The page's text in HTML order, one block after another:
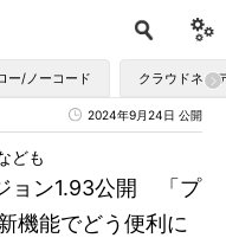
ー/ノーコード クラウドネイ
2024年9月24日 公開
ョン1.93公開 「プ
機能でどう便利に
ども